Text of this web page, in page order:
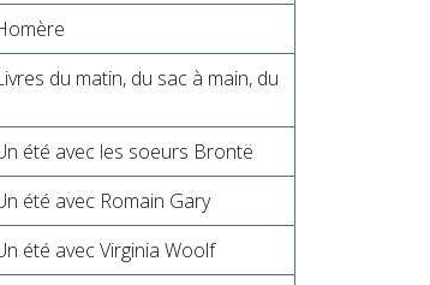
du matin, du sac à main, du
été avec les soeurs Brontë
été avec Romain Gary
été avec Virginia Woolf